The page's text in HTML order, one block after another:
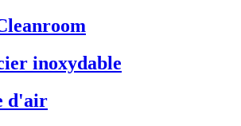
inoxydable
d'air